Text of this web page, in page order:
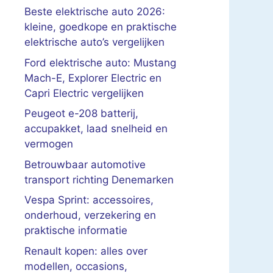
Beste elektrische auto 2026:
kleine, goedkope en praktische
elektrische auto’s vergelijken
Ford elektrische auto: Mustang
Mach-E, Explorer Electric en
Capri Electric vergelijken
Peugeot e-208 batterij,
accupakket, laad snelheid en
vermogen
Betrouwbaar automotive
transport richting Denemarken
Vespa Sprint: accessoires,
onderhoud, verzekering en
praktische informatie
Renault kopen: alles over
modellen, occasions,